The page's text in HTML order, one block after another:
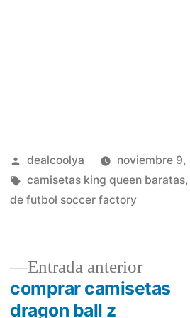
Publicado
por
dealcoolya noviembre 9,
Etiquetas:
camisetas king queen baratas
de futbol soccer factory
Entrada anteriorEntrada
comprar camisetas
dragon ball z